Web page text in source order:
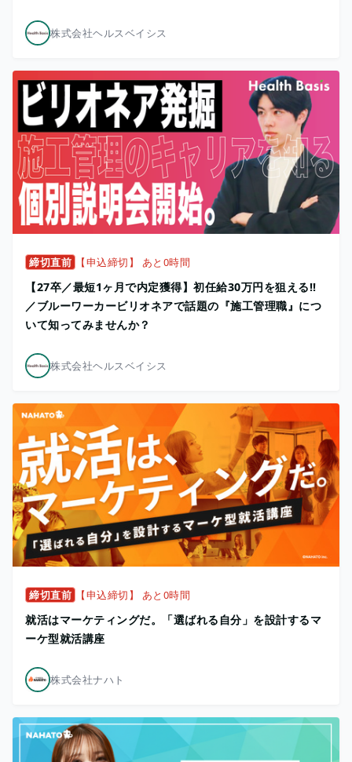
株式会社ヘルスベイシス
締切直前 【申込締切】 あと0時間
【27卒／最短1ヶ月で内定獲得】初任給30万円を狙える!!
／ブルーワーカービリオネアで話題の『施工管理職』につ
いて知ってみませんか？
株式会社ヘルスベイシス
締切直前 【申込締切】 あと0時間
就活はマーケティングだ。「選ばれる自分」を設計するマ
ーケ型就活講座
株式会社ナハト